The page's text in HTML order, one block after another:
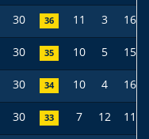
30 36 11 3 16
30 35 10 5 15
30 34 10 4 16
30 33 7 12 11